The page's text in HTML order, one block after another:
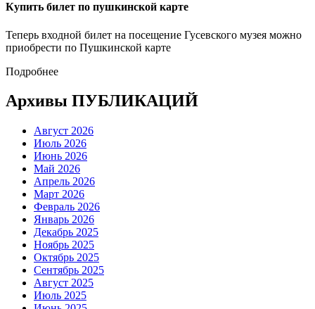
Купить билет по пушкинской карте
Теперь входной билет на посещение Гусевского музея можно
приобрести по Пушкинской карте
Подробнее
Архивы ПУБЛИКАЦИЙ
Август 2026
Июль 2026
Июнь 2026
Май 2026
Апрель 2026
Март 2026
Февраль 2026
Январь 2026
Декабрь 2025
Ноябрь 2025
Октябрь 2025
Сентябрь 2025
Август 2025
Июль 2025